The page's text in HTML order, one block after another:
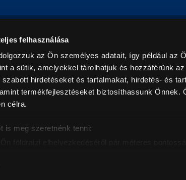
felhasználása
az Ön személyes adatait, így például az
a sütik, amelyekkel tárolhatjuk és hozzáférünk
hirdetéseket és tartalmakat, hirdetés- és
termékfejlesztéseket biztosíthassunk Önnek.
célra.
is meg szeretnénk tenni:
© 2026. Minden jog fenntartva! Euronics Műszaki
leírások tájékoztató jellegűek, és nem minősülnek ajánlattételnek,